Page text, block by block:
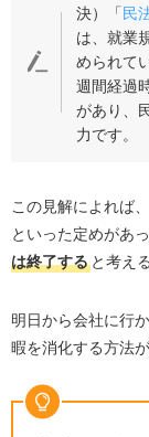
決）「民
は、就業
められて
週間経過
があり、
力です。
この見解によれば
といった定めがあっ
は終了すると考え
明日から会社に行
暇を消化する方法